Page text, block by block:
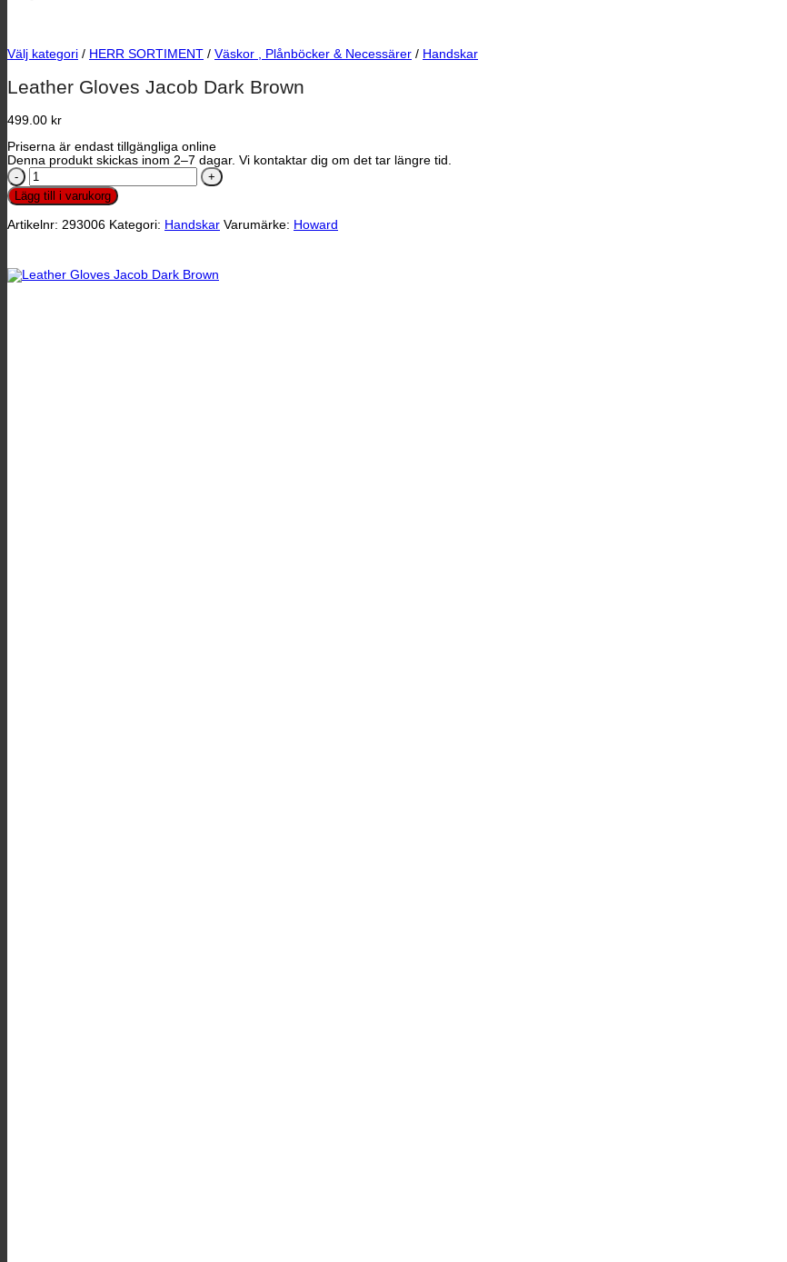
Välj kategori / HERR SORTIMENT / Väskor , Plånböcker & Necessärer / Handskar
Leather Gloves Jacob Dark Brown
499.00 kr
Priserna är endast tillgängliga online
Denna produkt skickas inom 2–7 dagar. Vi kontaktar dig om det tar längre tid.
Leather
Gloves
Jacob
Brown
Lägg till i varukorg
Artikelnr: 293006 Kategori: Handskar Varumärke: Howard